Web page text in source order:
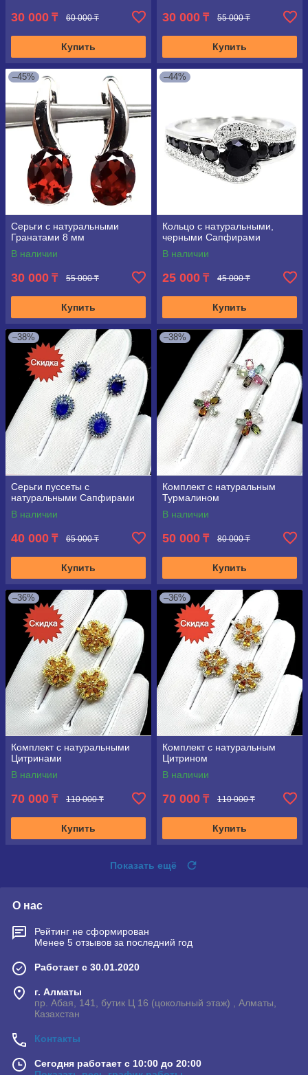
30 000 ₸ 60 000 ₸
Купить
30 000 ₸ 55 000 ₸
Купить
–45%
Серьги с натуральными
Гранатами 8 мм
В наличии
30 000 ₸ 55 000 ₸
Купить
–44%
Кольцо с натуральными,
черными Сапфирами
В наличии
25 000 ₸ 45 000 ₸
Купить
–38%
Серьги пуссеты с
натуральными Сапфирами
В наличии
40 000 ₸ 65 000 ₸
Купить
–38%
Комплект с натуральным
Турмалином
В наличии
50 000 ₸ 80 000 ₸
Купить
–36%
Комплект с натуральными
Цитринами
В наличии
70 000 ₸ 110 000 ₸
Купить
–36%
Комплект с натуральным
Цитрином
В наличии
70 000 ₸ 110 000 ₸
Купить
Показать ещё
О нас
Рейтинг не сформирован
Менее 5 отзывов за последний год
Работает с 30.01.2020
г. Алматы
пр. Абая, 141, бутик Ц 16 (цокольный этаж) , Алматы,
Казахстан
Контакты
Сегодня работает с 10:00 до 20:00